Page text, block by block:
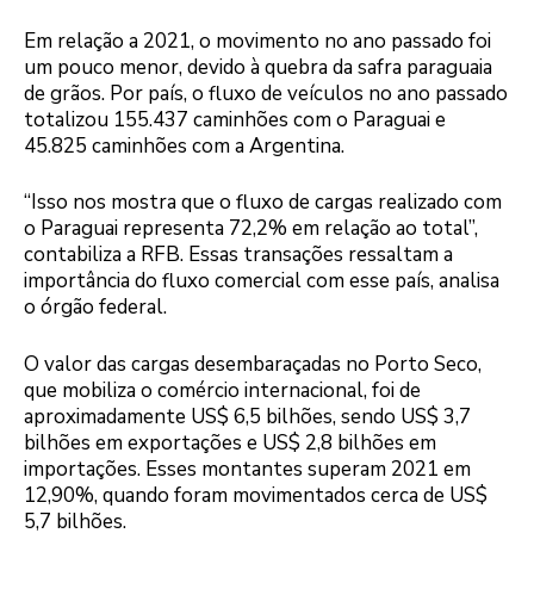
Em relação a 2021, o movimento no ano passado foi
um pouco menor, devido à quebra da safra paraguaia
de grãos. Por país, o fluxo de veículos no ano passado
totalizou 155.437 caminhões com o Paraguai e
45.825 caminhões com a Argentina.
“Isso nos mostra que o fluxo de cargas realizado com
o Paraguai representa 72,2% em relação ao total”,
contabiliza a RFB. Essas transações ressaltam a
importância do fluxo comercial com esse país, analisa
o órgão federal.
O valor das cargas desembaraçadas no Porto Seco,
que mobiliza o comércio internacional, foi de
aproximadamente US$ 6,5 bilhões, sendo US$ 3,7
bilhões em exportações e US$ 2,8 bilhões em
importações. Esses montantes superam 2021 em
12,90%, quando foram movimentados cerca de US$
5,7 bilhões.